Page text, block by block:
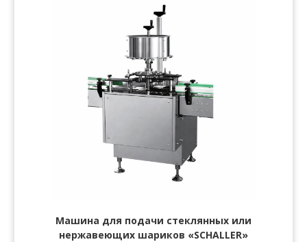
Машина для подачи стеклянных или
нержавеющих шариков «SCHALLER»